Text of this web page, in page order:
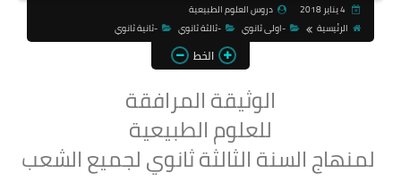
4 يناير 2018
دروس العلوم الطبيعية
الرئيسية
-اولى ثانوي -ثالثة ثانوي -ثانية ثانوي
الخط
الوثيقة المرافقة
للعلوم الطبيعية
لمنهاج السنة الثالثة ثانوي لجميع الشعب